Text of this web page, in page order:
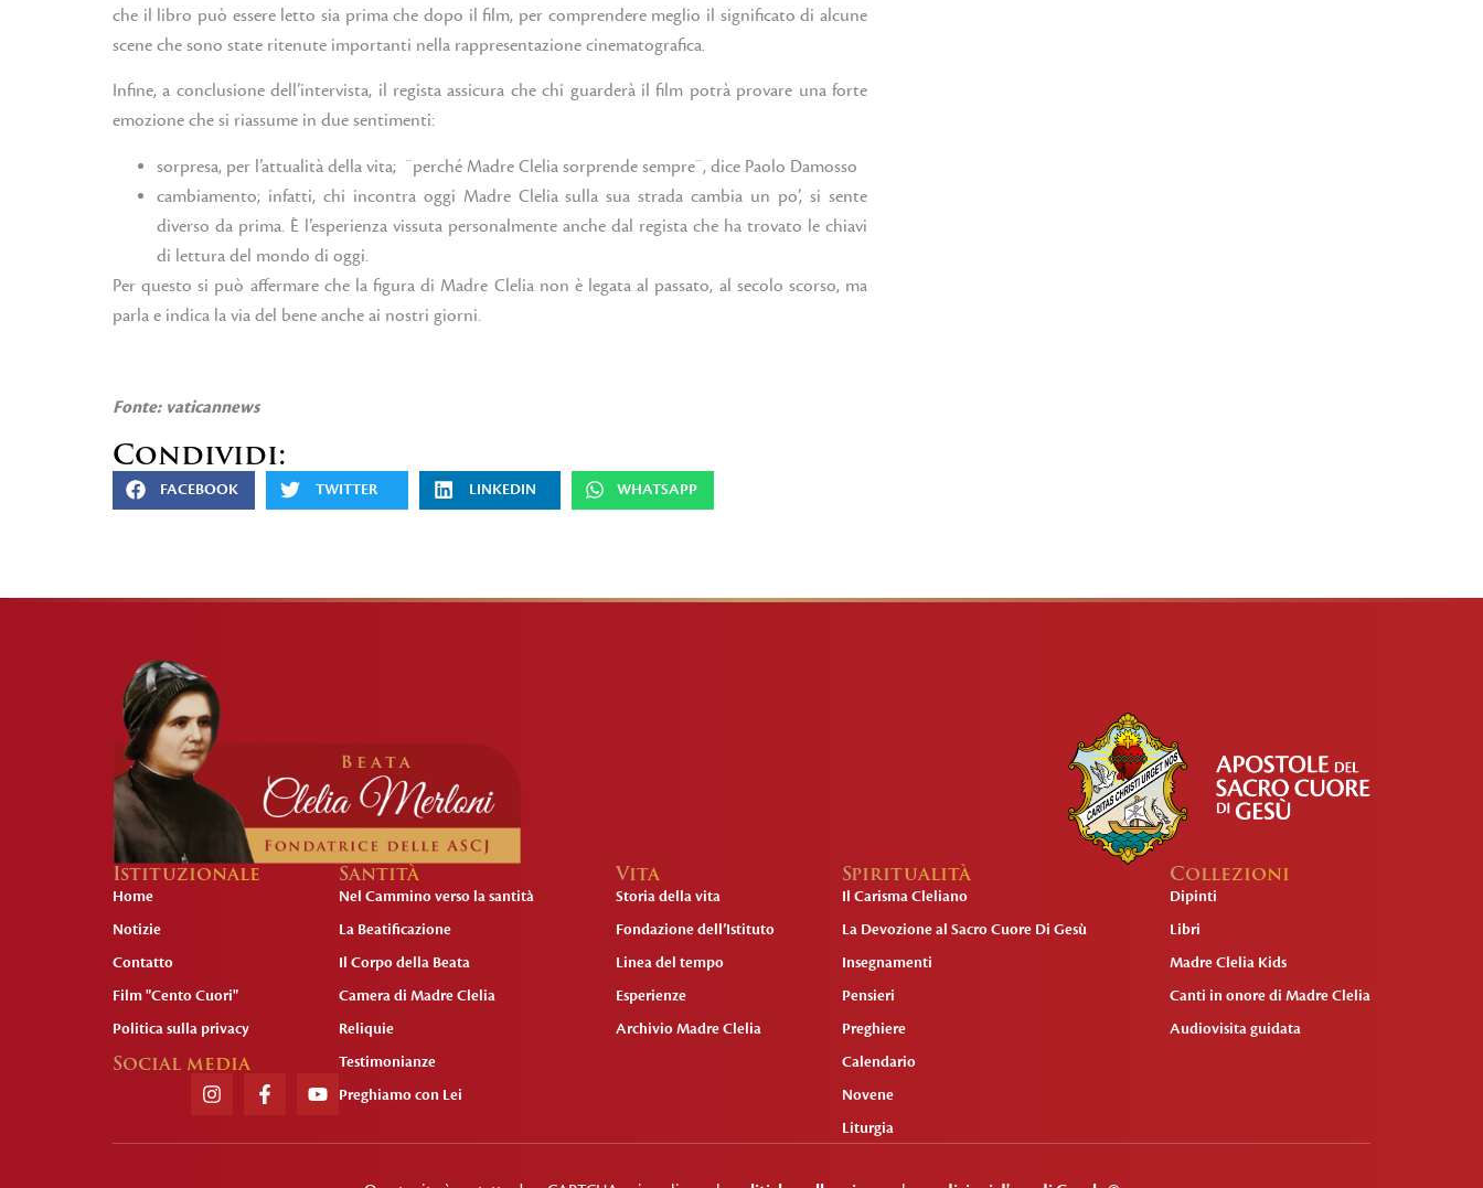
che il libro può essere letto sia prima che dopo il film, per comprendere meglio il significato di alcune
scene che sono state ritenute importanti nella rappresentazione cinematografica.
Infine, a conclusione dell’intervista, il regista assicura che chi guarderà il film potrà provare una forte
emozione che si riassume in due sentimenti:
sorpresa, per l’attualità della vita; ¨perché Madre Clelia sorprende sempre¨, dice Paolo Damosso
cambiamento; infatti, chi incontra oggi Madre Clelia sulla sua strada cambia un po’, si sente
diverso da prima. È l’esperienza vissuta personalmente anche dal regista che ha trovato le chiavi
di lettura del mondo di oggi.
Per questo si può affermare che la figura di Madre Clelia non è legata al passato, al secolo scorso, ma
parla e indica la via del bene anche ai nostri giorni.
Fonte: vaticannews
Condividi:
FACEBOOK TWITTER LINKEDIN WHATSAPP
Istituzionale
Home
Notizie
Contatto
Film "Cento Cuori"
Politica sulla privacy
Social media
Santità
Nel Cammino verso la santità
La Beatificazione
Il Corpo della Beata
Camera di Madre Clelia
Reliquie
Testimonianze
Preghiamo con Lei
Vita
Storia della vita
Fondazione dell’Istituto
Linea del tempo
Esperienze
Archivio Madre Clelia
Spiritualità
Il Carisma Cleliano
La Devozione al Sacro Cuore Di Gesù
Insegnamenti
Pensieri
Preghiere
Calendario
Novene
Liturgia
Collezioni
Dipinti
Libri
Madre Clelia Kids
Canti in onore di Madre Clelia
Audiovisita guidata